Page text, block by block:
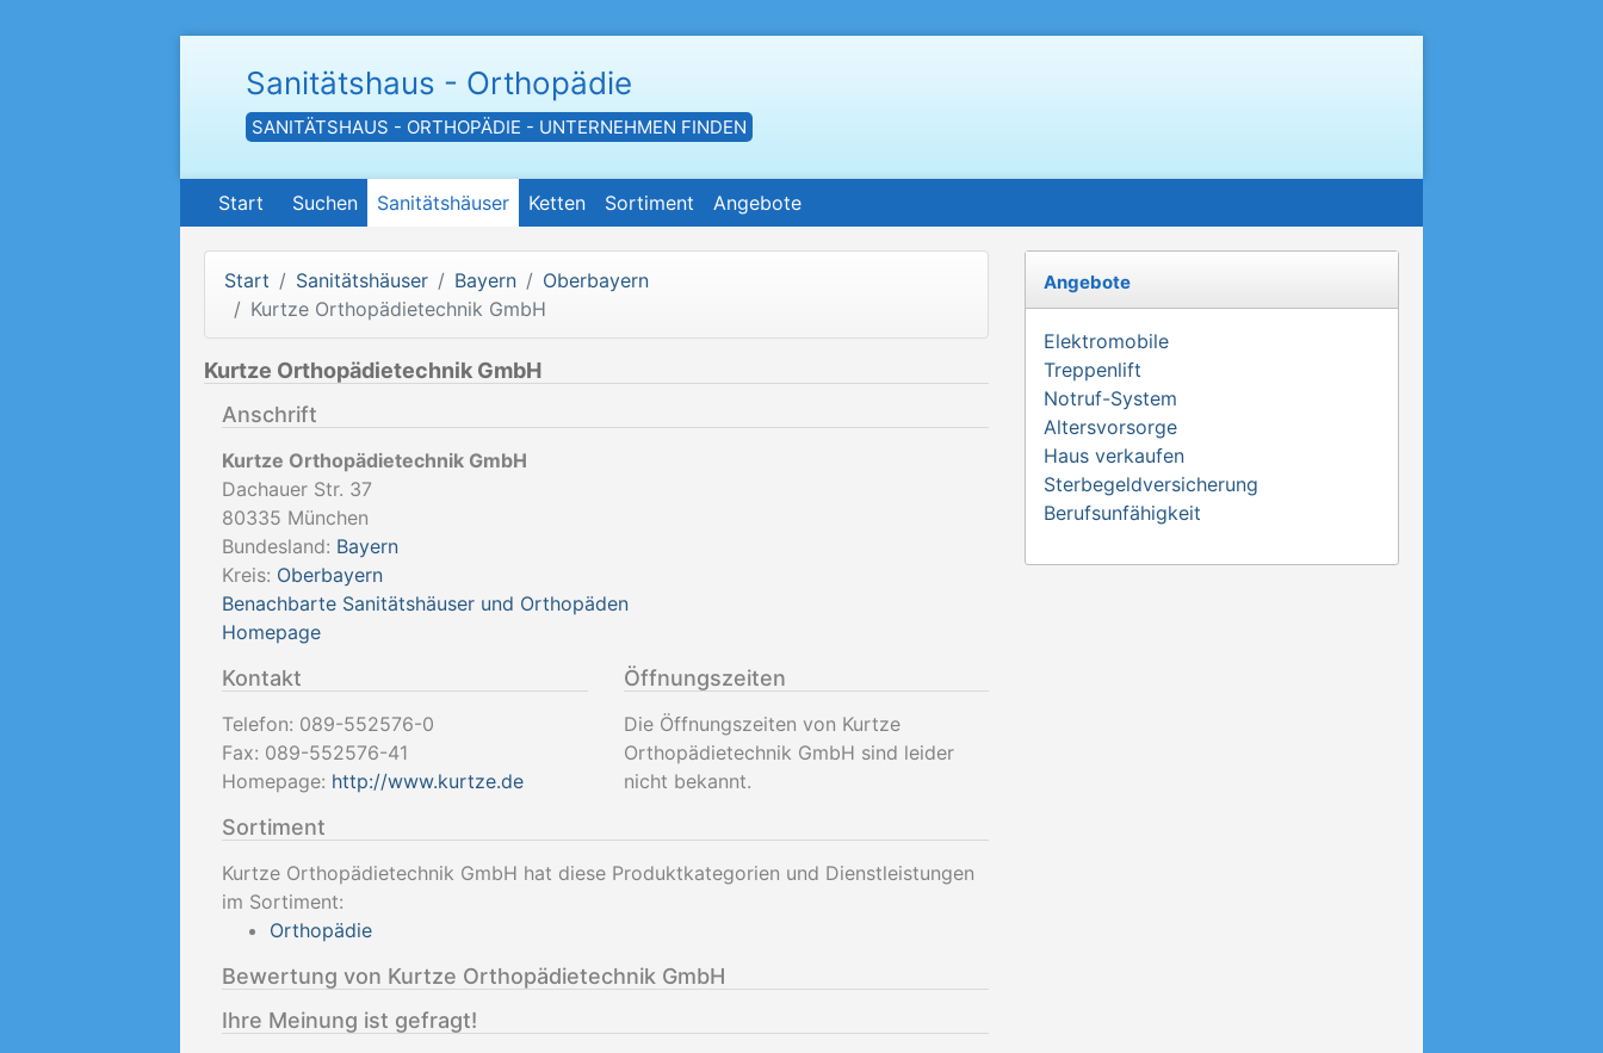
Sanitätshaus - Orthopädie
SANITÄTSHAUS - ORTHOPÄDIE - UNTERNEHMEN FINDEN
Start Suchen Sanitätshäuser Ketten Sortiment Angebote
Start Sanitätshäuser Bayern
Oberbayern
Kurtze Orthopädietechnik GmbH
Kurtze Orthopädietechnik GmbH
Anschrift
Kurtze Orthopädietechnik GmbH
Dachauer Str. 37
80335 München
Bundesland: Bayern
Kreis: Oberbayern
Benachbarte Sanitätshäuser und Orthopäden
Homepage
Kontakt
Telefon: 089-552576-0
Fax: 089-552576-41
Homepage: http://www.kurtze.de
Öffnungszeiten
Die Öffnungszeiten von Kurtze
Orthopädietechnik GmbH sind leider
nicht bekannt.
Sortiment
Kurtze Orthopädietechnik GmbH hat diese Produktkategorien und Dienstleistungen
im Sortiment:
Orthopädie
Bewertung von Kurtze Orthopädietechnik GmbH
Ihre Meinung ist gefragt!
Angebote
Elektromobile
Treppenlift
Notruf-System
Altersvorsorge
Haus verkaufen
Sterbegeldversicherung
Berufsunfähigkeit